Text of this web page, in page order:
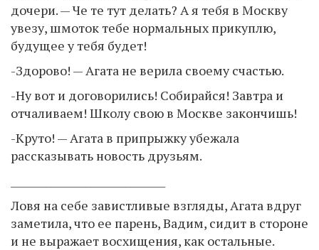
дочери. — Че те тут делать? А я тебя в Москву
увезу, шмоток тебе нормальных прикуплю,
будущее у тебя будет!
-Здорово! — Агата не верила своему счастью.
-Ну вот и договорились! Собирайся! Завтра и
отчаливаем! Школу свою в Москве закончишь!
-Круто! — Агата в припрыжку убежала
рассказывать новость друзьям.
Ловя на себе завистливые взгляды, Агата вдруг
заметила, что ее парень, Вадим, сидит в стороне
и не выражает восхищения, как остальные.